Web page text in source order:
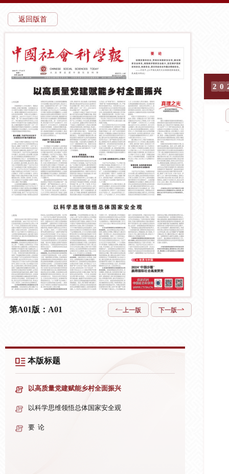
返回版首
第A01版：A01 上一版 下一版
本版标题
以高质量党建赋能乡村全面振兴
以科学思维领悟总体国家安全观
要 论
2 0